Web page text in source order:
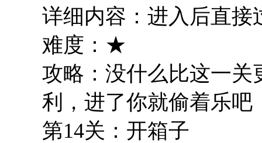
详细内容：进入后直接
难度：★
攻略：没什么比这一关
利，进了你就偷着乐吧
第14关：开箱子